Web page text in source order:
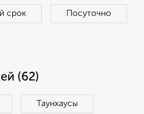
срок Посуточно
(62)
Таунхаусы